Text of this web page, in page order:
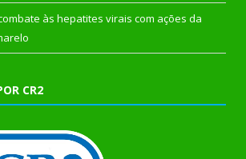
às hepatites virais com ações da
CR2